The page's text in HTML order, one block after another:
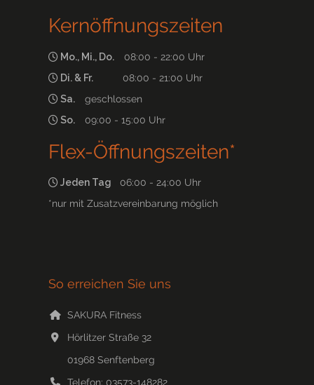
Kernöffnungszeiten
Mo., Mi., Do.
08:00 - 22:00 Uhr
Di. & Fr.
08:00 - 21:00 Uhr
Sa.
geschlossen
So.
09:00 - 15:00 Uhr
Flex-Öffnungszeiten*
Jeden Tag 06:00 - 24:00 Uhr
*nur mit Zusatzvereinbarung möglich
So erreichen Sie uns
SAKURA Fitness
Hörlitzer Straße 32
01968 Senftenberg
Telefon: 03573-148282